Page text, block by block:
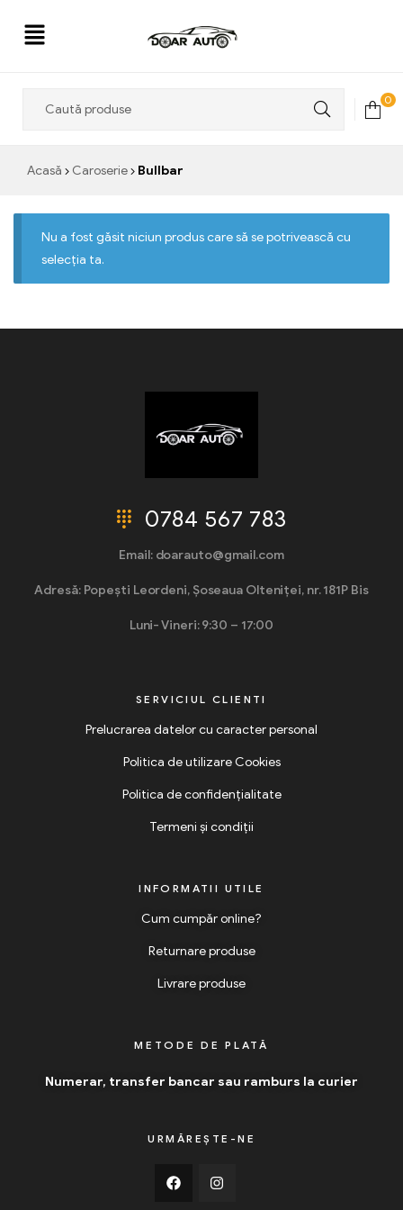
0
Acasă Caroserie Bullbar
Nu a fost găsit niciun produs care să se potrivească cu
selecția ta.
0784 567 783
Email: doarauto@gmail.com
Adresă: Popești Leordeni, Șoseaua Olteniței, nr. 181P Bis
Luni- Vineri: 9:30 – 17:00
SERVICIUL CLIENTI
Prelucrarea datelor cu caracter personal
Politica de utilizare Cookies
Politica de confidențialitate
Termeni și condiții
INFORMATII UTILE
Cum cumpăr online?
Returnare produse
Livrare produse
METODE DE PLATĂ
Numerar, transfer bancar sau ramburs la curier
URMĂREȘTE-NE